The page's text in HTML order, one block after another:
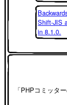
Shift-JIS
in 8.1.0.
「PHPコミッタ